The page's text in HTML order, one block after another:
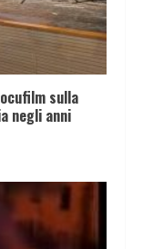
sulla
negli anni